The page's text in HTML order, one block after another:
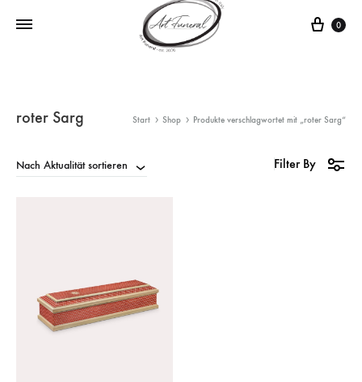
0
roter Sarg Start Shop Produkte verschlagwortet mit „roter Sarg“
Nach Aktualität sortieren Filter By